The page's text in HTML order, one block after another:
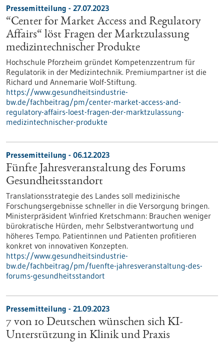
Pressemitteilung - 27.07.2023
“Center for Market Access and Regulatory
Affairs“ löst Fragen der Marktzulassung
medizintechnischer Produkte
Hochschule Pforzheim gründet Kompetenzzentrum für
Regulatorik in der Medizintechnik. Premiumpartner ist die
Richard und Annemarie Wolf-Stiftung.
https://www.gesundheitsindustrie-
bw.de/fachbeitrag/pm/center-market-access-and-
regulatory-affairs-loest-fragen-der-marktzulassung-
medizintechnischer-produkte
Pressemitteilung - 06.12.2023
Fünfte Jahresveranstaltung des Forums
Gesundheitsstandort
Translationsstrategie des Landes soll medizinische
Forschungsergebnisse schneller in die Versorgung bringen.
Ministerpräsident Winfried Kretschmann: Brauchen weniger
bürokratische Hürden, mehr Selbstverantwortung und
höheres Tempo. Patientinnen und Patienten profitieren
konkret von innovativen Konzepten.
https://www.gesundheitsindustrie-
bw.de/fachbeitrag/pm/fuenfte-jahresveranstaltung-des-
forums-gesundheitsstandort
Pressemitteilung - 21.09.2023
7 von 10 Deutschen wünschen sich KI-
Unterstützung in Klinik und Praxis